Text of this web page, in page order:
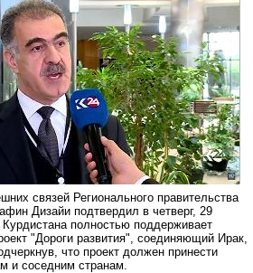
связей Регионального правительства
Дизайи подтвердил в четверг, 29
Курдистана полностью поддерживает
"Дороги развития", соединяющий Ирак,
что проект должен принести
и соседним странам.